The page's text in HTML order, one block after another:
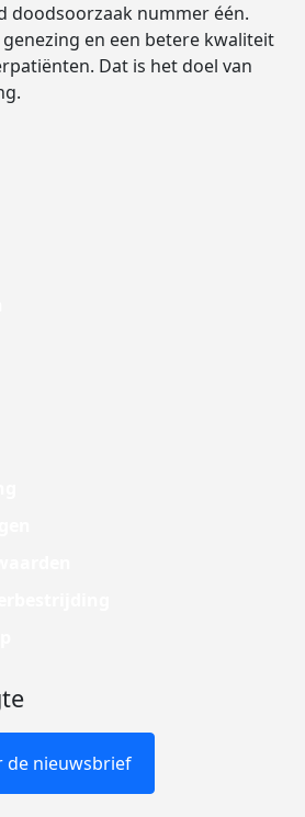
doodsoorzaak nummer één.
en een betere kwaliteit
Dat is het doel van
de nieuwsbrief